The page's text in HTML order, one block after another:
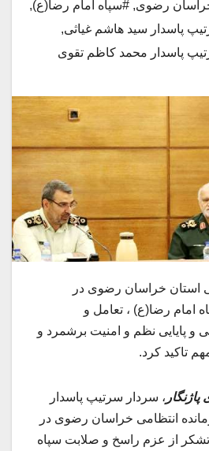
رضوی, #سپاه امام رضا(ع),
پاسدار سید هاشم غیاثی,
پاسدار محمد کاظم تقوی
استان خراسان رضوی در
امام رضا(ع) ، تعامل و
و پایایی نظم و امنیت برشمرد و
تاکید کرد.
پاژنگار ، سردار سرتیپ پاسدار
انتظامی خراسان رضوی در
از عزم راسخ و صلابت سپاه